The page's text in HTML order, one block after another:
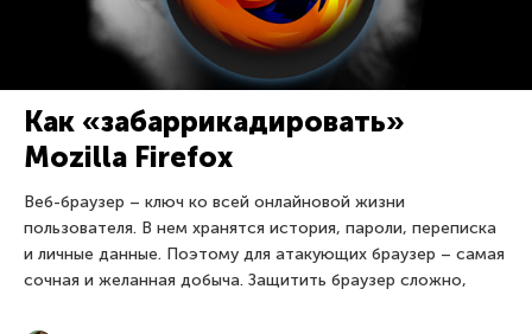
Как «забаррикадировать»
Mozilla Firefox
Веб-браузер – ключ ко всей онлайновой жизни
пользователя. В нем хранятся история, пароли, переписка
и личные данные. Поэтому для атакующих браузер – самая
сочная и желанная добыча. Защитить браузер сложно,